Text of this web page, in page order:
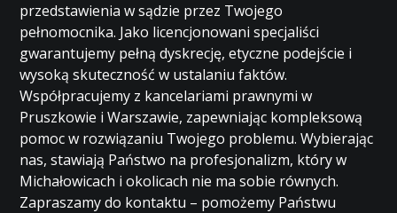
przedstawienia w sądzie przez Twojego
pełnomocnika. Jako licencjonowani specjaliści
gwarantujemy pełną dyskrecję, etyczne podejście i
wysoką skuteczność w ustalaniu faktów.
Współpracujemy z kancelariami prawnymi w
Pruszkowie i Warszawie, zapewniając kompleksową
pomoc w rozwiązaniu Twojego problemu. Wybierając
nas, stawiają Państwo na profesjonalizm, który w
Michałowicach i okolicach nie ma sobie równych.
Zapraszamy do kontaktu – pomożemy Państwu